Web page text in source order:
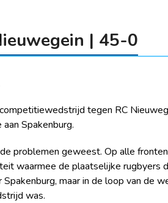
| 45-0
tegen RC
Spakenburg.
problemen geweest. Op alle
waarmee de plaatselijke
maar in de loop van de
was.